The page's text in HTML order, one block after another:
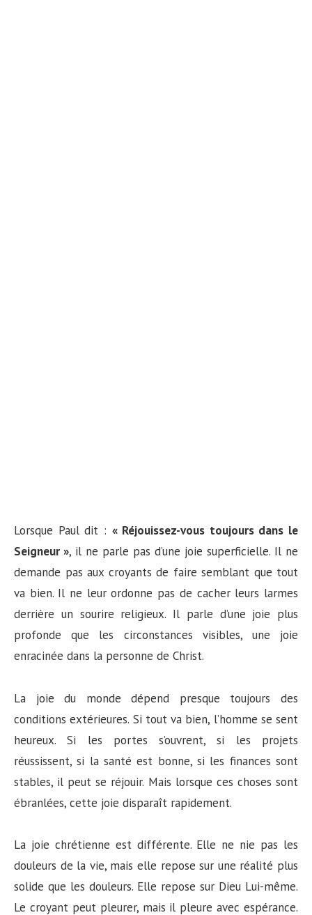
Lorsque Paul dit : « Réjouissez-vous toujours dans le
Seigneur », il ne parle pas d’une joie superficielle. Il ne
demande pas aux croyants de faire semblant que tout
va bien. Il ne leur ordonne pas de cacher leurs larmes
derrière un sourire religieux. Il parle d’une joie plus
profonde que les circonstances visibles, une joie
enracinée dans la personne de Christ.
La joie du monde dépend presque toujours des
conditions extérieures. Si tout va bien, l’homme se sent
heureux. Si les portes s’ouvrent, si les projets
réussissent, si la santé est bonne, si les finances sont
stables, il peut se réjouir. Mais lorsque ces choses sont
ébranlées, cette joie disparaît rapidement.
La joie chrétienne est différente. Elle ne nie pas les
douleurs de la vie, mais elle repose sur une réalité plus
solide que les douleurs. Elle repose sur Dieu Lui-même.
Le croyant peut pleurer, mais il pleure avec espérance.